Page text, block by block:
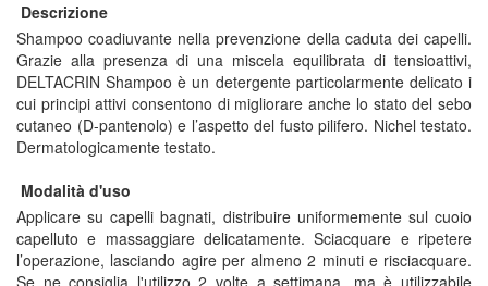
Descrizione
Shampoo coadiuvante nella prevenzione della caduta dei capelli.
Grazie alla presenza di una miscela equilibrata di tensioattivi,
DELTACRIN Shampoo è un detergente particolarmente delicato i
cui principi attivi consentono di migliorare anche lo stato del sebo
cutaneo (D-pantenolo) e l’aspetto del fusto pilifero. Nichel testato.
Dermatologicamente testato.
Modalità d'uso
Applicare su capelli bagnati, distribuire uniformemente sul cuoio
capelluto e massaggiare delicatamente. Sciacquare e ripetere
l’operazione, lasciando agire per almeno 2 minuti e risciacquare.